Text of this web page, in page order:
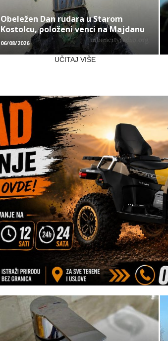
Obeležen Dan rudara u Starom
Kostolcu, položeni venci na Majdanu
06/08/2026
UČITAJ VIŠE